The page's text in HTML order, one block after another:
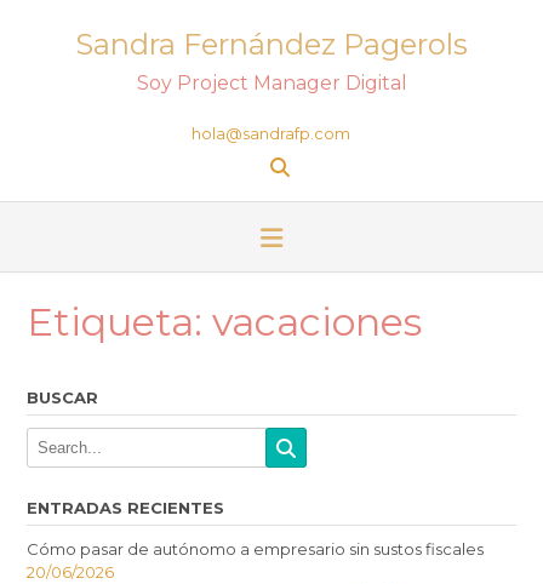
Sandra Fernández Pagerols
Soy Project Manager Digital
hola@sandrafp.com
Etiqueta: vacaciones
BUSCAR
ENTRADAS RECIENTES
Cómo pasar de autónomo a empresario sin sustos fiscales
20/06/2026